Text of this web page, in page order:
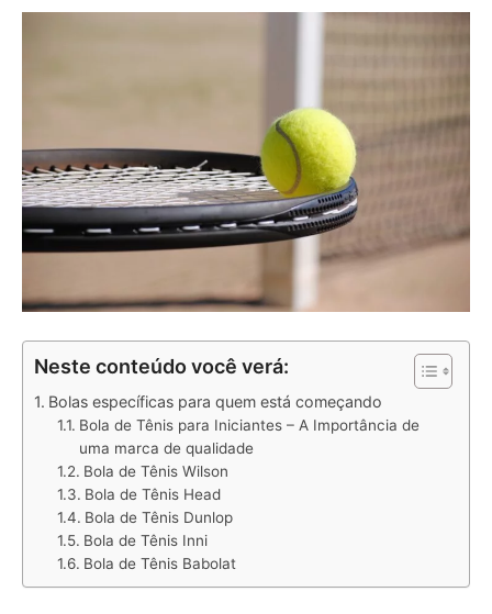
Neste conteúdo você verá:
Bolas específicas para quem está começando
Bola de Tênis para Iniciantes – A Importância de
uma marca de qualidade
Bola de Tênis Wilson
Bola de Tênis Head
Bola de Tênis Dunlop
Bola de Tênis Inni
Bola de Tênis Babolat